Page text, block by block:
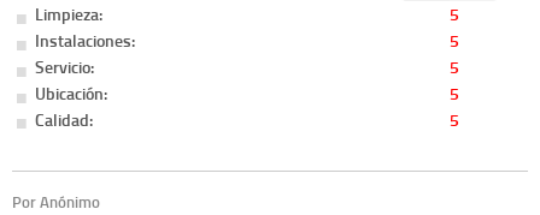
Limpieza:
5
Instalaciones:
5
Servicio:
5
Ubicación:
5
Calidad:
5
Por Anónimo